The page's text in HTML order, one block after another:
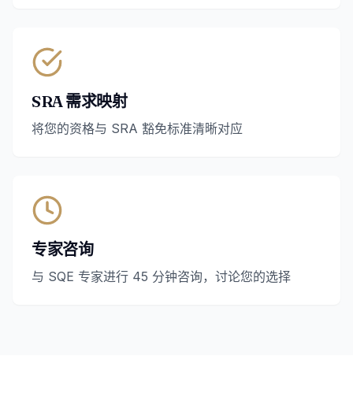
SRA 需求映射
将您的资格与 SRA 豁免标准清晰对应
专家咨询
与 SQE 专家进行 45 分钟咨询，讨论您的选择